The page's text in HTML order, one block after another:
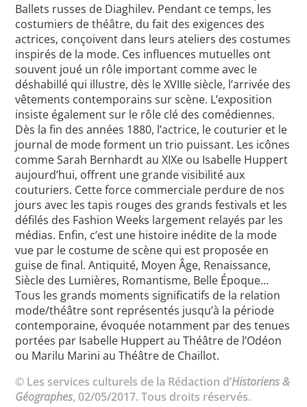
Ballets russes de Diaghilev. Pendant ce temps, les
costumiers de théâtre, du fait des exigences des
actrices, conçoivent dans leurs ateliers des costumes
inspirés de la mode. Ces influences mutuelles ont
souvent joué un rôle important comme avec le
déshabillé qui illustre, dès le XVIIIe siècle, l’arrivée des
vêtements contemporains sur scène. L’exposition
insiste également sur le rôle clé des comédiennes.
Dès la fin des années 1880, l’actrice, le couturier et le
journal de mode forment un trio puissant. Les icônes
comme Sarah Bernhardt au XIXe ou Isabelle Huppert
aujourd’hui, offrent une grande visibilité aux
couturiers. Cette force commerciale perdure de nos
jours avec les tapis rouges des grands festivals et les
défilés des Fashion Weeks largement relayés par les
médias. Enfin, c’est une histoire inédite de la mode
vue par le costume de scène qui est proposée en
guise de final. Antiquité, Moyen Âge, Renaissance,
Siècle des Lumières, Romantisme, Belle Époque…
Tous les grands moments significatifs de la relation
mode/théâtre sont représentés jusqu’à la période
contemporaine, évoquée notamment par des tenues
portées par Isabelle Huppert au Théâtre de l’Odéon
ou Marilu Marini au Théâtre de Chaillot.
© Les services culturels de la Rédaction d’Historiens &
Géographes, 02/05/2017. Tous droits réservés.